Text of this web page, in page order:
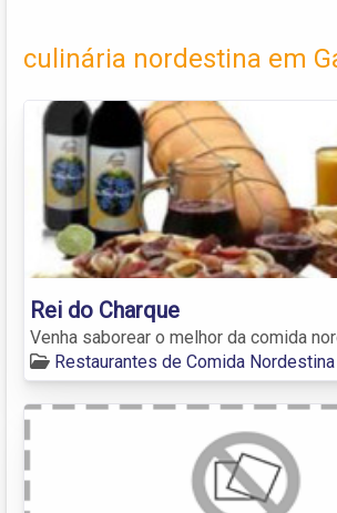
culinária nordestina em
Rei do Charque
Venha saborear o melhor da comida
Restaurantes de Comida Nordestina